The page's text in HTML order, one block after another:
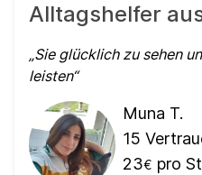
Alltagshelfer
Sie glücklich zu sehen
leisten
Muna T.
15
23€ pro